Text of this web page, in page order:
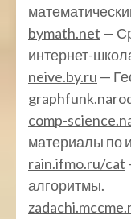
bymath.net —
интернет-
neive.by.ru —
comp-
материалы по
rain.ifmo.ru/cat
алгоритмы.